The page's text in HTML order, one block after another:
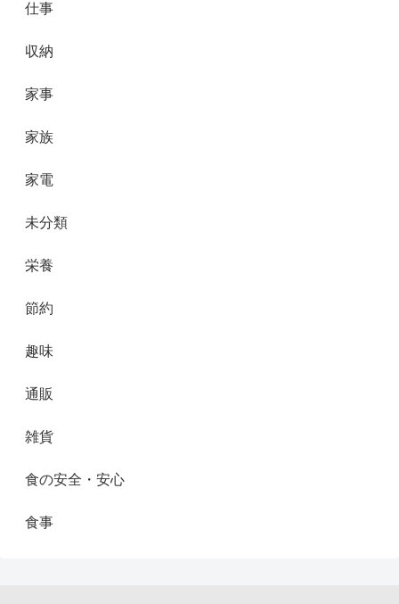
仕事
収納
家事
家族
家電
未分類
栄養
節約
趣味
通販
雑貨
食の安全・安心
食事